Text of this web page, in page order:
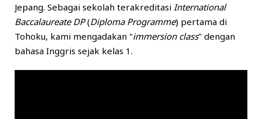
Jepang. Sebagai sekolah terakreditasi International
Baccalaureate DP(Diploma Programme) pertama di
Tohoku, kami mengadakan "immersion class" dengan
bahasa Inggris sejak kelas 1.